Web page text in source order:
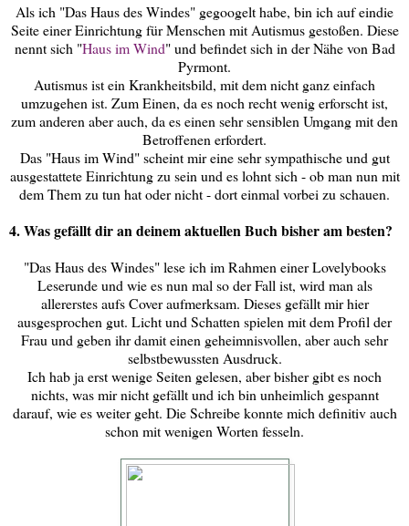
Als ich "Das Haus des Windes" gegoogelt habe, bin ich auf eindie
Seite einer Einrichtung für Menschen mit Autismus gestoßen. Diese
nennt sich "Haus im Wind" und befindet sich in der Nähe von Bad
Pyrmont.
Autismus ist ein Krankheitsbild, mit dem nicht ganz einfach
umzugehen ist. Zum Einen, da es noch recht wenig erforscht ist,
zum anderen aber auch, da es einen sehr sensiblen Umgang mit den
Betroffenen erfordert.
Das "Haus im Wind" scheint mir eine sehr sympathische und gut
ausgestattete Einrichtung zu sein und es lohnt sich - ob man nun mit
dem Them zu tun hat oder nicht - dort einmal vorbei zu schauen.
4. Was gefällt dir an deinem aktuellen Buch bisher am besten?
"Das Haus des Windes" lese ich im Rahmen einer Lovelybooks
Leserunde und wie es nun mal so der Fall ist, wird man als
allererstes aufs Cover aufmerksam. Dieses gefällt mir hier
ausgesprochen gut. Licht und Schatten spielen mit dem Profil der
Frau und geben ihr damit einen geheimnisvollen, aber auch sehr
selbstbewussten Ausdruck.
Ich hab ja erst wenige Seiten gelesen, aber bisher gibt es noch
nichts, was mir nicht gefällt und ich bin unheimlich gespannt
darauf, wie es weiter geht. Die Schreibe konnte mich definitiv auch
schon mit wenigen Worten fesseln.